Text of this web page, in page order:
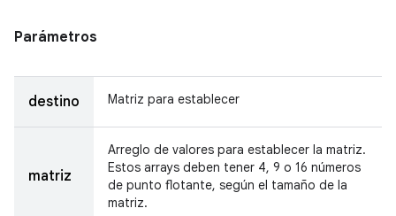
Parámetros
destino Matriz para establecer
matriz
Arreglo de valores para establecer la matriz.
Estos arrays deben tener 4, 9 o 16 números
de punto flotante, según el tamaño de la
matriz.